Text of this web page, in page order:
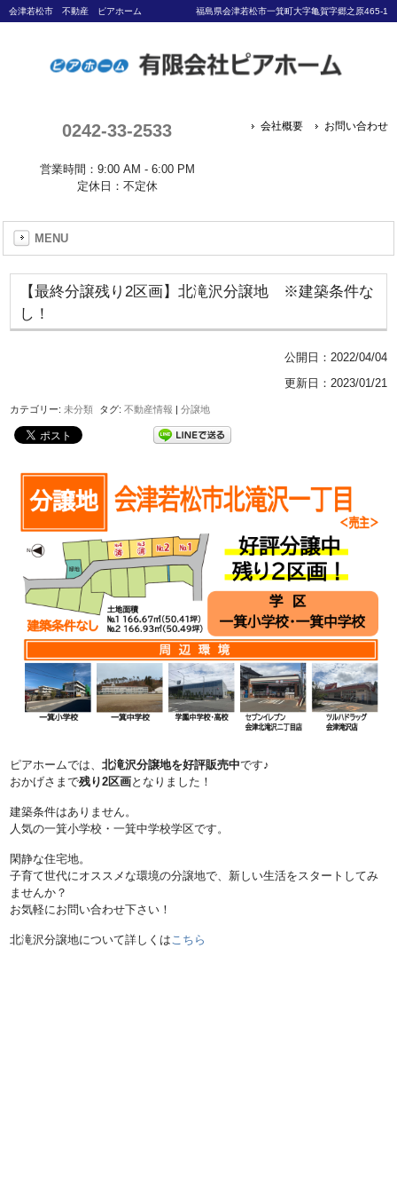
会津若松市 不動産 ピアホーム 福島県会津若松市一箕町大字亀賀字郷之原465-1
0242-33-2533
営業時間：9:00 AM - 6:00 PM
定休日：不定休
会社概要 お問い合わせ
MENU
【最終分譲残り2区画】北滝沢分譲地 ※建築条件な
し！
公開日： 2022/04/04
更新日：2023/01/21
カテゴリー:未分類 タグ:不動産情報 |分譲地
ピアホームでは、北滝沢分譲地を好評販売中です♪
おかげさまで残り2区画となりました！
建築条件はありません。
人気の一箕小学校・一箕中学校学区です。
閑静な住宅地。
子育て世代にオススメな環境の分譲地で、新しい生活をスタートしてみ
ませんか？
お気軽にお問い合わせ下さい！
北滝沢分譲地について詳しくは こちら